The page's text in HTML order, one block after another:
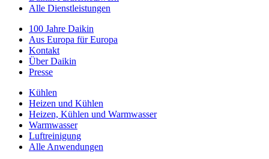
Alle Dienstleistungen
100 Jahre Daikin
Aus Europa für Europa
Kontakt
Über Daikin
Presse
Kühlen
Heizen und Kühlen
Heizen, Kühlen und Warmwasser
Warmwasser
Luftreinigung
Alle Anwendungen